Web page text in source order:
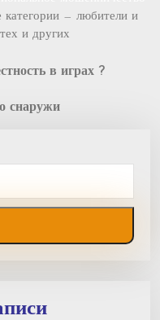
— любители и
и других
в играх ?
снаружи